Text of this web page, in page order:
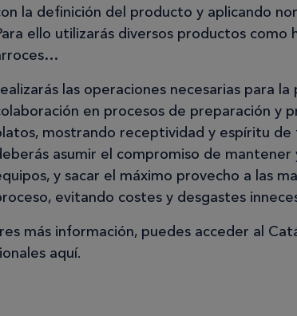
la definición del producto y aplicando
ello utilizarás diversos productos como
las operaciones necesarias para
en procesos de preparación y
mostrando receptividad y espíritu de
asumir el compromiso de mantener
y sacar el máximo provecho a las
evitando costes y desgastes
más información, puedes acceder al
aquí.